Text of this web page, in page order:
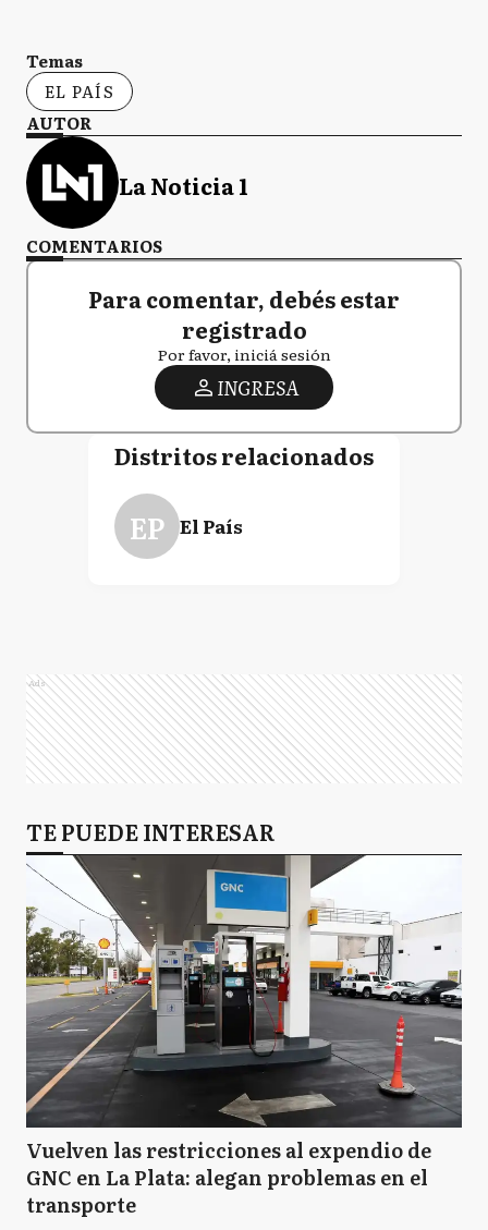
Temas
EL PAÍS
AUTOR
La Noticia 1
COMENTARIOS
Para comentar, debés estar
registrado
Por favor, iniciá sesión
INGRESA
Distritos relacionados
EP El País
Ads
TE PUEDE INTERESAR
Vuelven las restricciones al expendio de
GNC en La Plata: alegan problemas en el
transporte